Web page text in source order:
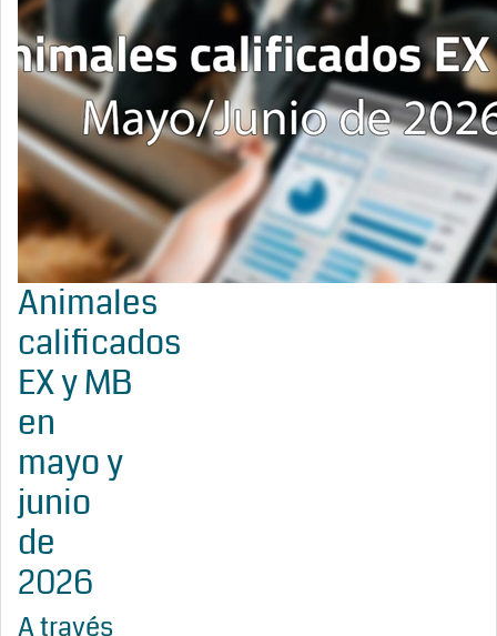
Animales
calificados
EX y MB
en
mayo y
junio
de
2026
A través